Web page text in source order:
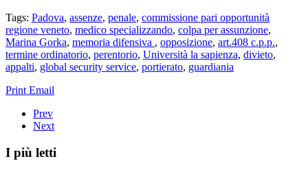
Tags: Padova, assenze, penale, commissione pari opportunità
regione veneto, medico specializzando, colpa per assunzione,
Marina Gorka, memoria difensiva , opposizione, art.408 c.p.p.,
termine ordinatorio, perentorio, Università la sapienza, divieto,
appalti, global security service, portierato, guardiania
Print Email
Prev
Next
I più letti